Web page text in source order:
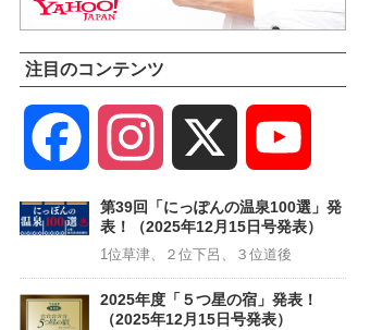
注目のコンテンツ
Facebook Instagram
Channel
第39回「にっぽんの温泉100選」発
表！（2025年12月15日号発表）
1位草津、２位下呂、３位道後
2025年度「５つ星の宿」発表！
（2025年12月15日号発表）